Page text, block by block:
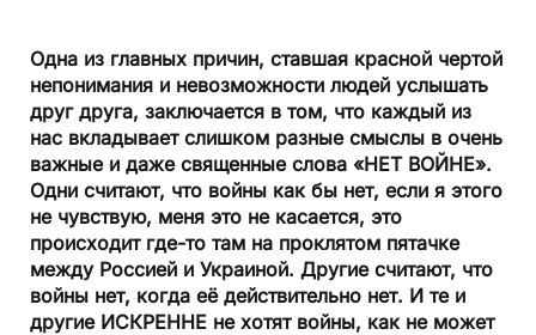
Одна из главных причин, ставшая красной чертой
непонимания и невозможности людей услышать
друг друга, заключается в том, что каждый из
нас вкладывает слишком разные смыслы в очень
важные и даже священные слова «НЕТ ВОЙНЕ».
Одни считают, что войны как бы нет, если я этого
не чувствую, меня это не касается, это
происходит где-то там на проклятом пятачке
между Россией и Украиной. Другие считают, что
войны нет, когда её действительно нет. И те и
другие ИСКРЕННЕ не хотят войны, как не может